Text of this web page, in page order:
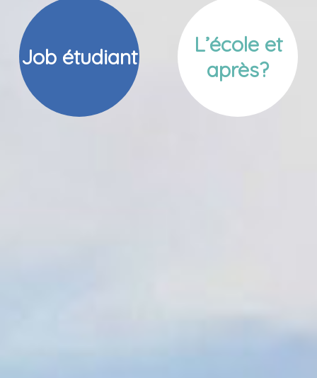
Job étudiant
L’école et
après?